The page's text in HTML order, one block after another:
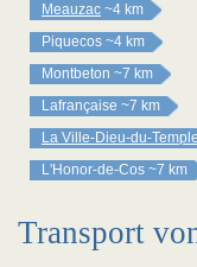
Meauzac ~4 km
Piquecos ~4 km
Montbeton ~7 km
Lafrançaise ~7 km
La Ville-Dieu-du-Temple
L'Honor-de-Cos ~7 km
Transport